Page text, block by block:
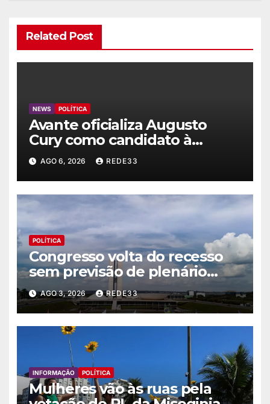
Related Post
NEWS POLÍTICA
Avante oficializa Augusto
Cury como candidato à
Presidência
AGO 6, 2026 REDE33
POLÍTICA
Congresso volta do recesso
sem previsão de plenário
nesta semana
AGO 3, 2026 REDE33
INFORMAÇÃO POLÍTICA
Mulheres vão às ruas pela